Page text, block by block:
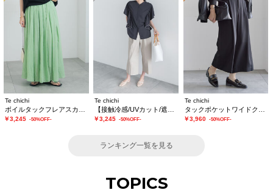
Te chichi
￥3,245 -50%OFF-
Te chichi
￥3,245 -50%OFF-
Te chichi
￥3,960 -50%OFF-
ランキング一覧を見る
TOPICS